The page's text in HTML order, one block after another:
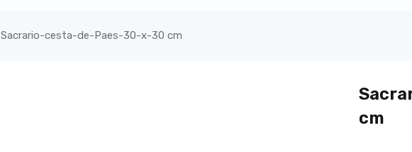
Sacrario-cesta-de-Paes-30-x-30 cm
cm